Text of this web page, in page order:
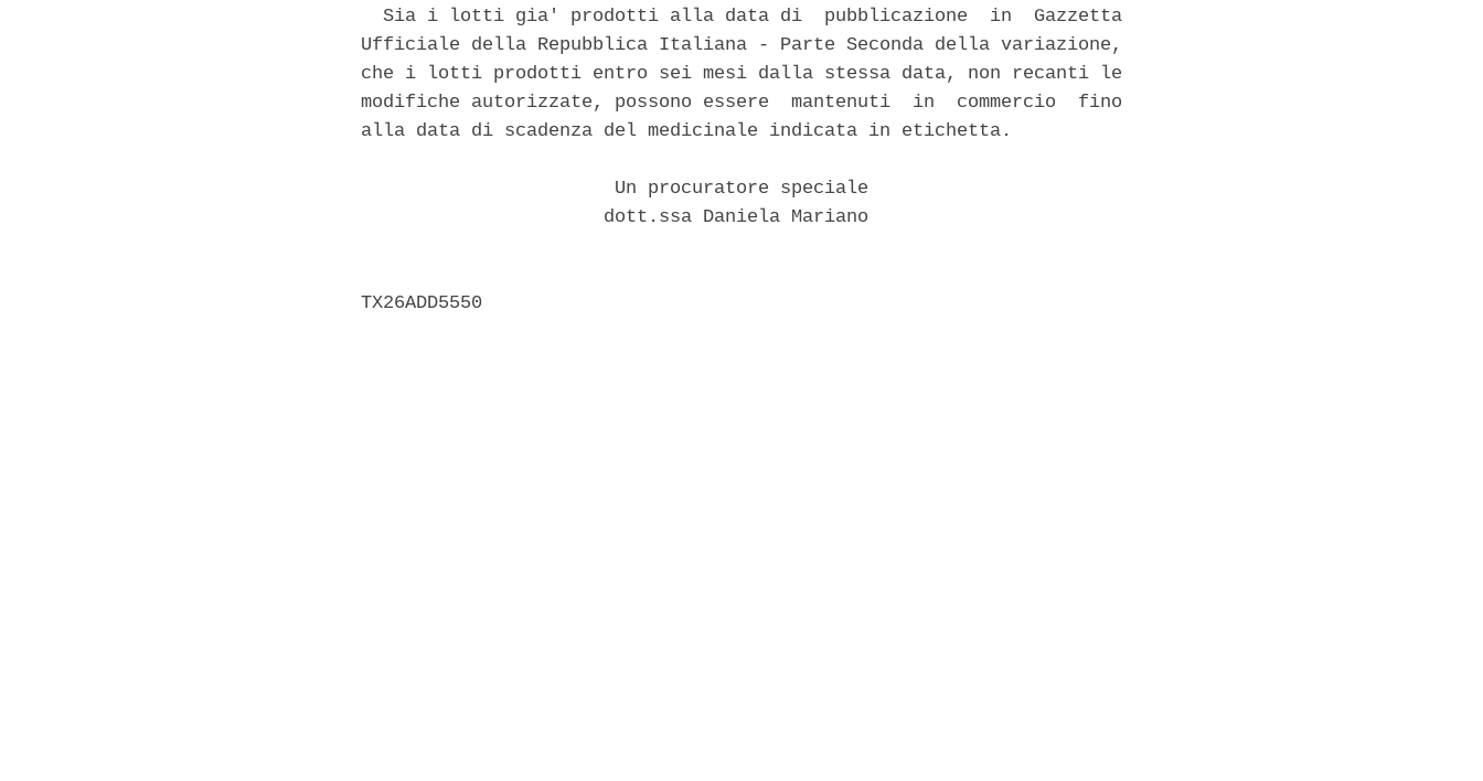
  Sia i lotti gia' prodotti alla data di  pubblicazione  in  Gazzetta
Ufficiale della Repubblica Italiana - Parte Seconda della variazione,
che i lotti prodotti entro sei mesi dalla stessa data, non recanti le
modifiche autorizzate, possono essere  mantenuti  in  commercio  fino
alla data di scadenza del medicinale indicata in etichetta.
                       Un procuratore speciale
                      dott.ssa Daniela Mariano